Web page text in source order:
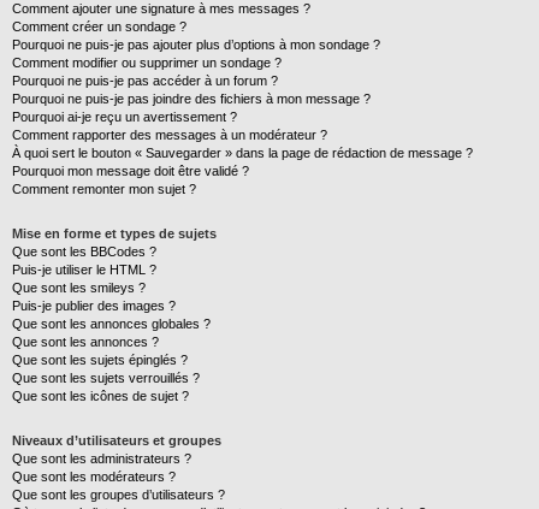
Comment ajouter une signature à mes messages ?
Comment créer un sondage ?
Pourquoi ne puis-je pas ajouter plus d’options à mon sondage ?
Comment modifier ou supprimer un sondage ?
Pourquoi ne puis-je pas accéder à un forum ?
Pourquoi ne puis-je pas joindre des fichiers à mon message ?
Pourquoi ai-je reçu un avertissement ?
Comment rapporter des messages à un modérateur ?
À quoi sert le bouton « Sauvegarder » dans la page de rédaction de message ?
Pourquoi mon message doit être validé ?
Comment remonter mon sujet ?
Mise en forme et types de sujets
Que sont les BBCodes ?
Puis-je utiliser le HTML ?
Que sont les smileys ?
Puis-je publier des images ?
Que sont les annonces globales ?
Que sont les annonces ?
Que sont les sujets épinglés ?
Que sont les sujets verrouillés ?
Que sont les icônes de sujet ?
Niveaux d’utilisateurs et groupes
Que sont les administrateurs ?
Que sont les modérateurs ?
Que sont les groupes d’utilisateurs ?